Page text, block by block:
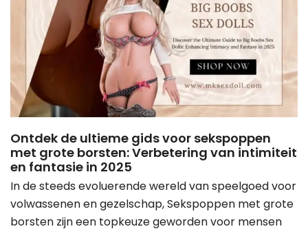
Ontdek de ultieme gids voor sekspoppen
met grote borsten: Verbetering van intimiteit
en fantasie in 2025
In de steeds evoluerende wereld van speelgoed voor
volwassenen en gezelschap, Sekspoppen met grote
borsten zijn een topkeuze geworden voor mensen